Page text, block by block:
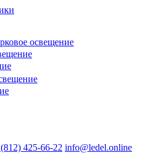
освещение
425-66-22 info@ledel.online